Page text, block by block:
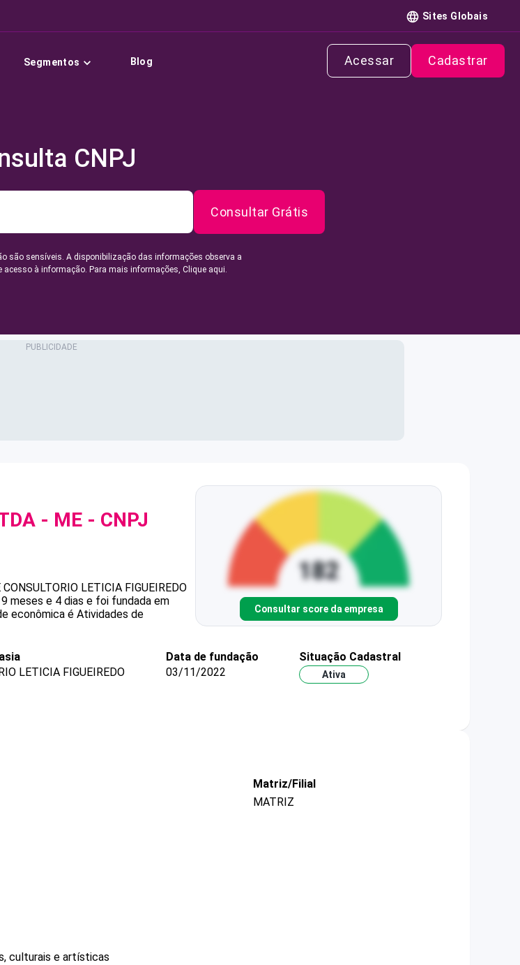
Sites Globais
Segmentos Blog Acessar Cadastrar
CNPJ
Consultar Grátis
são sensíveis. A disponibilização das informações observa a
acesso à informação. Para mais informações, Clique aqui.
- ME - CNPJ
CONSULTORIO LETICIA FIGUEIREDO
9 meses e 4 dias e foi fundada em
econômica é Atividades de
Consultar score da empresa
LETICIA FIGUEIREDO
Data de fundação
03/11/2022
Situação Cadastral
Ativa
Matriz/Filial
MATRIZ
culturais e artísticas